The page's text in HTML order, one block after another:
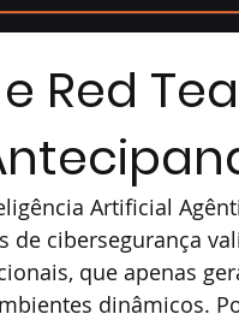
Red
Artificial
de cibersegurança
que apenas
dinâmicos.